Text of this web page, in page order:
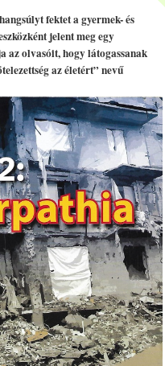
fektet a gyermek- és
jelent meg egy
olvasóit, hogy látogassanak
az életért” nevű